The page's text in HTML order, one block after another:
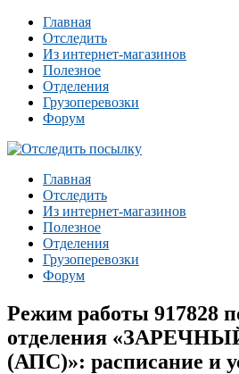
Главная
Отследить
Из интернет-магазинов
Полезное
Отделения
Грузоперевозки
Форум
Главная
Отследить
Из интернет-магазинов
Полезное
Отделения
Грузоперевозки
Форум
Режим работы 917828
отделения
(АПС)»: расписание и